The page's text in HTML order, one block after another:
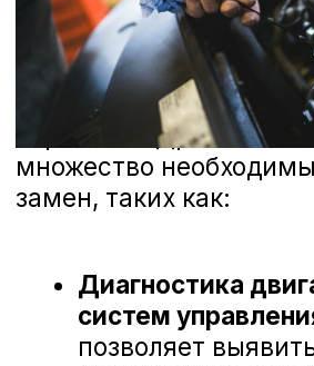
технологии для диагностики и
вашего автомобиля. Мы ценим
ваше мнение и готовы рассмотреть
любые предложения, чтобы сделать
сервис еще лучше. Ниже вы можете
ознакомиться с отзывами наших
клиентов, которые уже оценили
уровень профессионализма наших
мастеров и качество обслуживания в